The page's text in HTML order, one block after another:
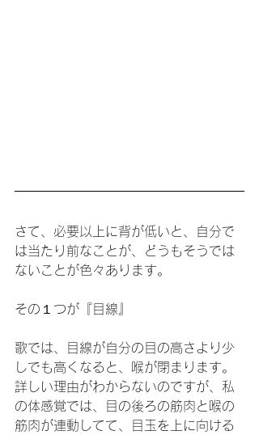
さて、必要以上に背が低いと、自分で
は当たり前なことが、どうもそうでは
ないことが色々あります。
その１つが『目線』
歌では、目線が自分の目の高さより少
しでも高くなると、喉が閉まります。
詳しい理由がわからないのですが、私
の体感覚では、目の後ろの筋肉と喉の
筋肉が連動してて、目玉を上に向ける